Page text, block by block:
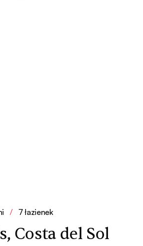
/ 7 łazienek
Costa del Sol